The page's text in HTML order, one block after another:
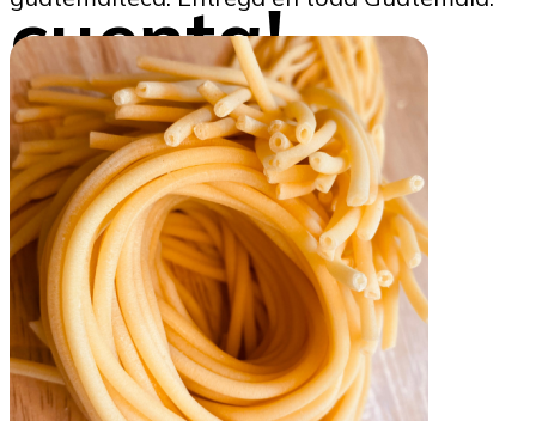
cuenta!
Marysabel Aldana
05/08/2025